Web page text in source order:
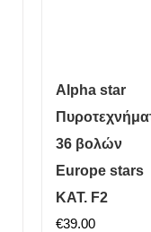
Alpha star
36 βολών
Europe stars
ΚΑΤ. F2
€39.00